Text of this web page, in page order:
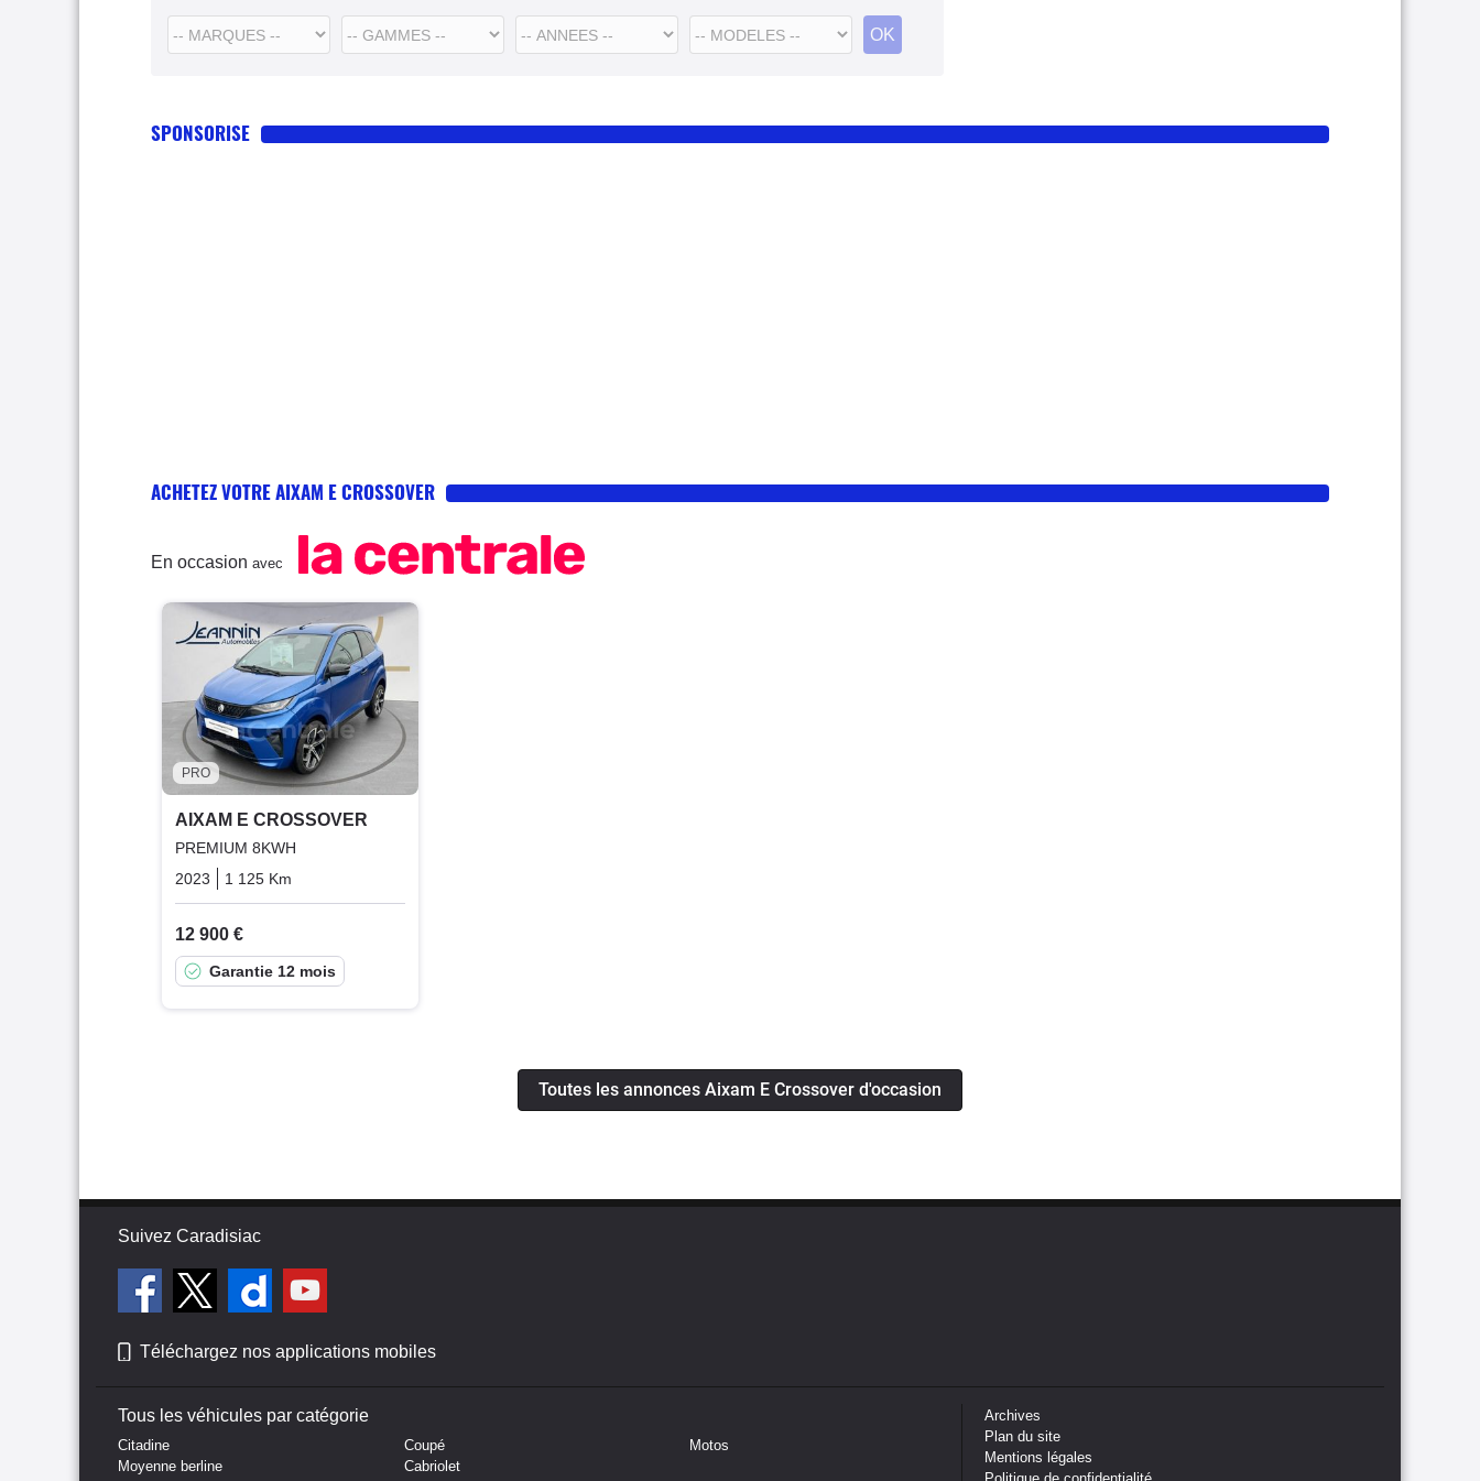
SPONSORISE
ACHETEZ VOTRE AIXAM E CROSSOVER
En occasion avec
PRO
AIXAM E CROSSOVER
PREMIUM 8KWH
2023
1 125 Km
12 900 €
Garantie 12 mois
Toutes les annonces Aixam E Crossover d'occasion
Suivez Caradisiac
Téléchargez nos applications mobiles
Tous les véhicules par catégorie
Citadine
Moyenne berline
Coupé
Cabriolet
Motos
Archives
Plan du site
Mentions légales